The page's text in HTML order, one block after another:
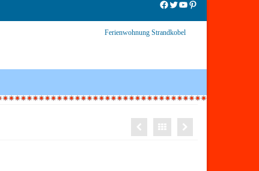
Facebook
Twitter
YouTube
Pinterest
Ferienwohnung Strandkobel